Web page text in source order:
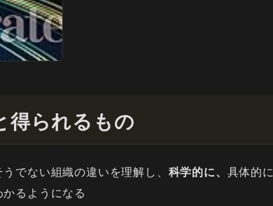
得られるもの
でない組織の違いを理解し、 科学的に、 具体的
るようになる